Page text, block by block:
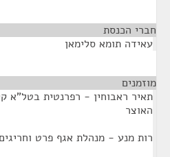
חברי הכנסת
עאידה תומא סלימאן
מוזמנים
תאיר ראבוחין - רפרנטית בטל"א
האוצר
רות מנע - מנהלת אגף פרט